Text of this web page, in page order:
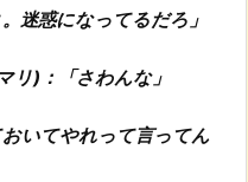
迷惑になってるだろ」
)：「さわんな」
いてやれって言ってん